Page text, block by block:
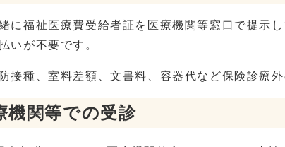
に福祉医療費受給者証を医療機関等窓口で提示
いが不要です。
接種、室料差額、文書料、容器代など保険診療
機関等での受診